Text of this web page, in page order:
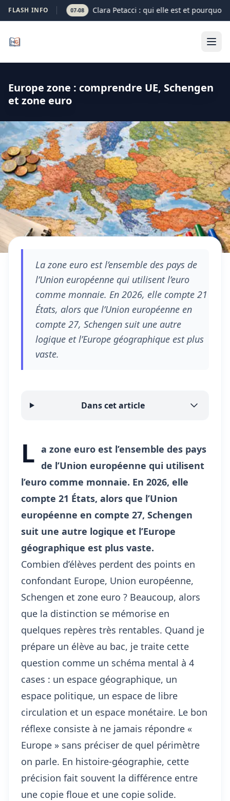
FLASH INFO 07-08 Clara Petacci : qui elle est et pourquoi
Europe zone : comprendre UE, Schengen
et zone euro
La zone euro est l’ensemble des pays de
l’Union européenne qui utilisent l’euro
comme monnaie. En 2026, elle compte 21
États, alors que l’Union européenne en
compte 27, Schengen suit une autre
logique et l’Europe géographique est plus
vaste.
Dans cet article
L a zone euro est l’ensemble des pays
de l’Union européenne qui utilisent
l’euro comme monnaie. En 2026, elle
compte 21 États, alors que l’Union
européenne en compte 27, Schengen
suit une autre logique et l’Europe
géographique est plus vaste.
Combien d’élèves perdent des points en
confondant Europe, Union européenne,
Schengen et zone euro ? Beaucoup, alors
que la distinction se mémorise en
quelques repères très rentables. Quand je
prépare un élève au bac, je traite cette
question comme un schéma mental à 4
cases : un espace géographique, un
espace politique, un espace de libre
circulation et un espace monétaire. Le bon
réflexe consiste à ne jamais répondre «
Europe » sans préciser de quel périmètre
on parle. En histoire-géographie, cette
précision fait souvent la différence entre
une copie floue et une copie solide.